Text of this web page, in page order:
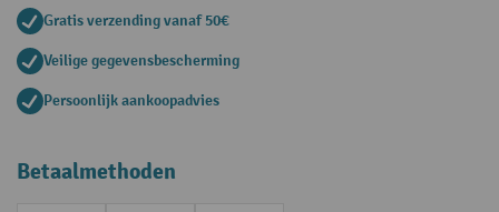
Gratis verzending vanaf 50€
Veilige gegevensbescherming
Persoonlijk aankoopadvies
Betaalmethoden